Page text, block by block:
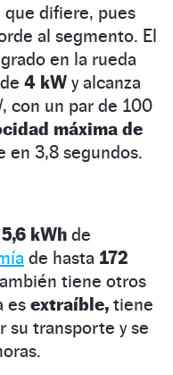
que difiere, pues
al segmento. El
en la rueda
4 kW y alcanza
con un par de 100
máxima de
en 3,8 segundos.
kWh de
de hasta 172
tiene otros
es extraíble, tiene
su transporte y se